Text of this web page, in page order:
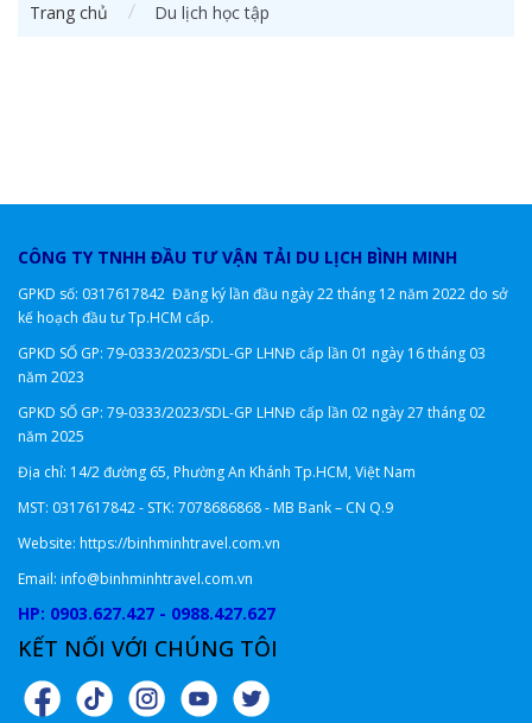
Trang chủ Du lịch học tập
CÔNG TY TNHH ĐẦU TƯ VẬN TẢI DU LỊCH BÌNH MINH
GPKD số: 0317617842 Đăng ký lần đầu ngày 22 tháng 12 năm 2022 do sở
kế hoạch đầu tư Tp.HCM cấp.
GPKD SỐ GP: 79-0333/2023/SDL-GP LHNĐ cấp lần 01 ngày 16 tháng 03
năm 2023
GPKD SỐ GP: 79-0333/2023/SDL-GP LHNĐ cấp lần 02 ngày 27 tháng 02
năm 2025
Địa chỉ: 14/2 đường 65, Phường An Khánh Tp.HCM, Việt Nam
MST: 0317617842 - STK: 7078686868 - MB Bank – CN Q.9
Website: https://binhminhtravel.com.vn
Email: info@binhminhtravel.com.vn
HP: 0903.627.427 - 0988.427.627
KẾT NỐI VỚI CHÚNG TÔI